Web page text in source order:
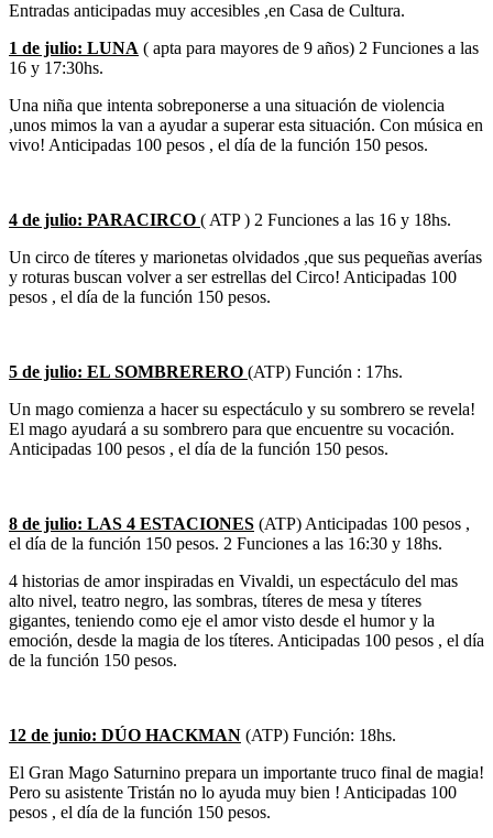
Entradas anticipadas muy accesibles ,en Casa de Cultura.
1 de julio: LUNA ( apta para mayores de 9 años) 2 Funciones a las
16 y 17:30hs.
Una niña que intenta sobreponerse a una situación de violencia
,unos mimos la van a ayudar a superar esta situación. Con música en
vivo! Anticipadas 100 pesos , el día de la función 150 pesos.
4 de julio: PARACIRCO ( ATP ) 2 Funciones a las 16 y 18hs.
Un circo de títeres y marionetas olvidados ,que sus pequeñas averías
y roturas buscan volver a ser estrellas del Circo! Anticipadas 100
pesos , el día de la función 150 pesos.
5 de julio: EL SOMBRERERO (ATP) Función : 17hs.
Un mago comienza a hacer su espectáculo y su sombrero se revela!
El mago ayudará a su sombrero para que encuentre su vocación.
Anticipadas 100 pesos , el día de la función 150 pesos.
8 de julio: LAS 4 ESTACIONES (ATP) Anticipadas 100 pesos ,
el día de la función 150 pesos. 2 Funciones a las 16:30 y 18hs.
4 historias de amor inspiradas en Vivaldi, un espectáculo del mas
alto nivel, teatro negro, las sombras, títeres de mesa y títeres
gigantes, teniendo como eje el amor visto desde el humor y la
emoción, desde la magia de los títeres. Anticipadas 100 pesos , el día
de la función 150 pesos.
12 de junio: DÚO HACKMAN (ATP) Función: 18hs.
El Gran Mago Saturnino prepara un importante truco final de magia!
Pero su asistente Tristán no lo ayuda muy bien ! Anticipadas 100
pesos , el día de la función 150 pesos.